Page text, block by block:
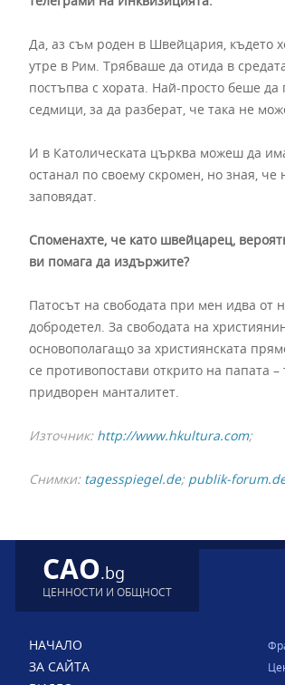
Да, аз съм роден в Швейцария, където
утре в Рим. Трябваше да отида в
постъпва с хората. Най-просто беше
седмици, за да разберат, че така не
И в Католическата църква можеш да
останал по своему скромен, но зная,
заповядат.
Споменахте, че като швейцарец,
ви помага да издържите?
Патосът на свободата при мен идва от
добродетел. За свободата на
основополагащо за християнската
се противопостави открито на папата
придворен манталитет.
Източник: http://www.hkultura.com;
Снимки: tagesspiegel.de; publik-
CAO.bg
ЦЕННОСТИ И ОБЩНОСТ
НАЧАЛО
ЗА САЙТА